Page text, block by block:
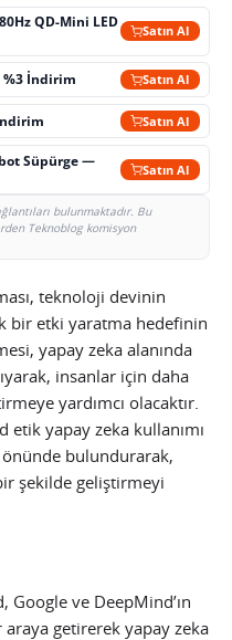
QD-Mini LED
Satın Al
%3 İndirim Satın Al
Satın Al
Süpürge —
Satın Al
bulunmaktadır. Bu
Teknoblog komisyon
teknoloji devinin
bir etki yaratma hedefinin
yapay zeka alanında
insanlar için daha
yardımcı olacaktır.
etik yapay zeka kullanımı
önünde bulundurarak,
şekilde geliştirmeyi
ve DeepMind’ın
getirerek yapay zeka